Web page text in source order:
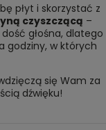
płyt i skorzystać z
czyszczącą –
głośna, dlatego
godziny, w których
się Wam za
dźwięku!